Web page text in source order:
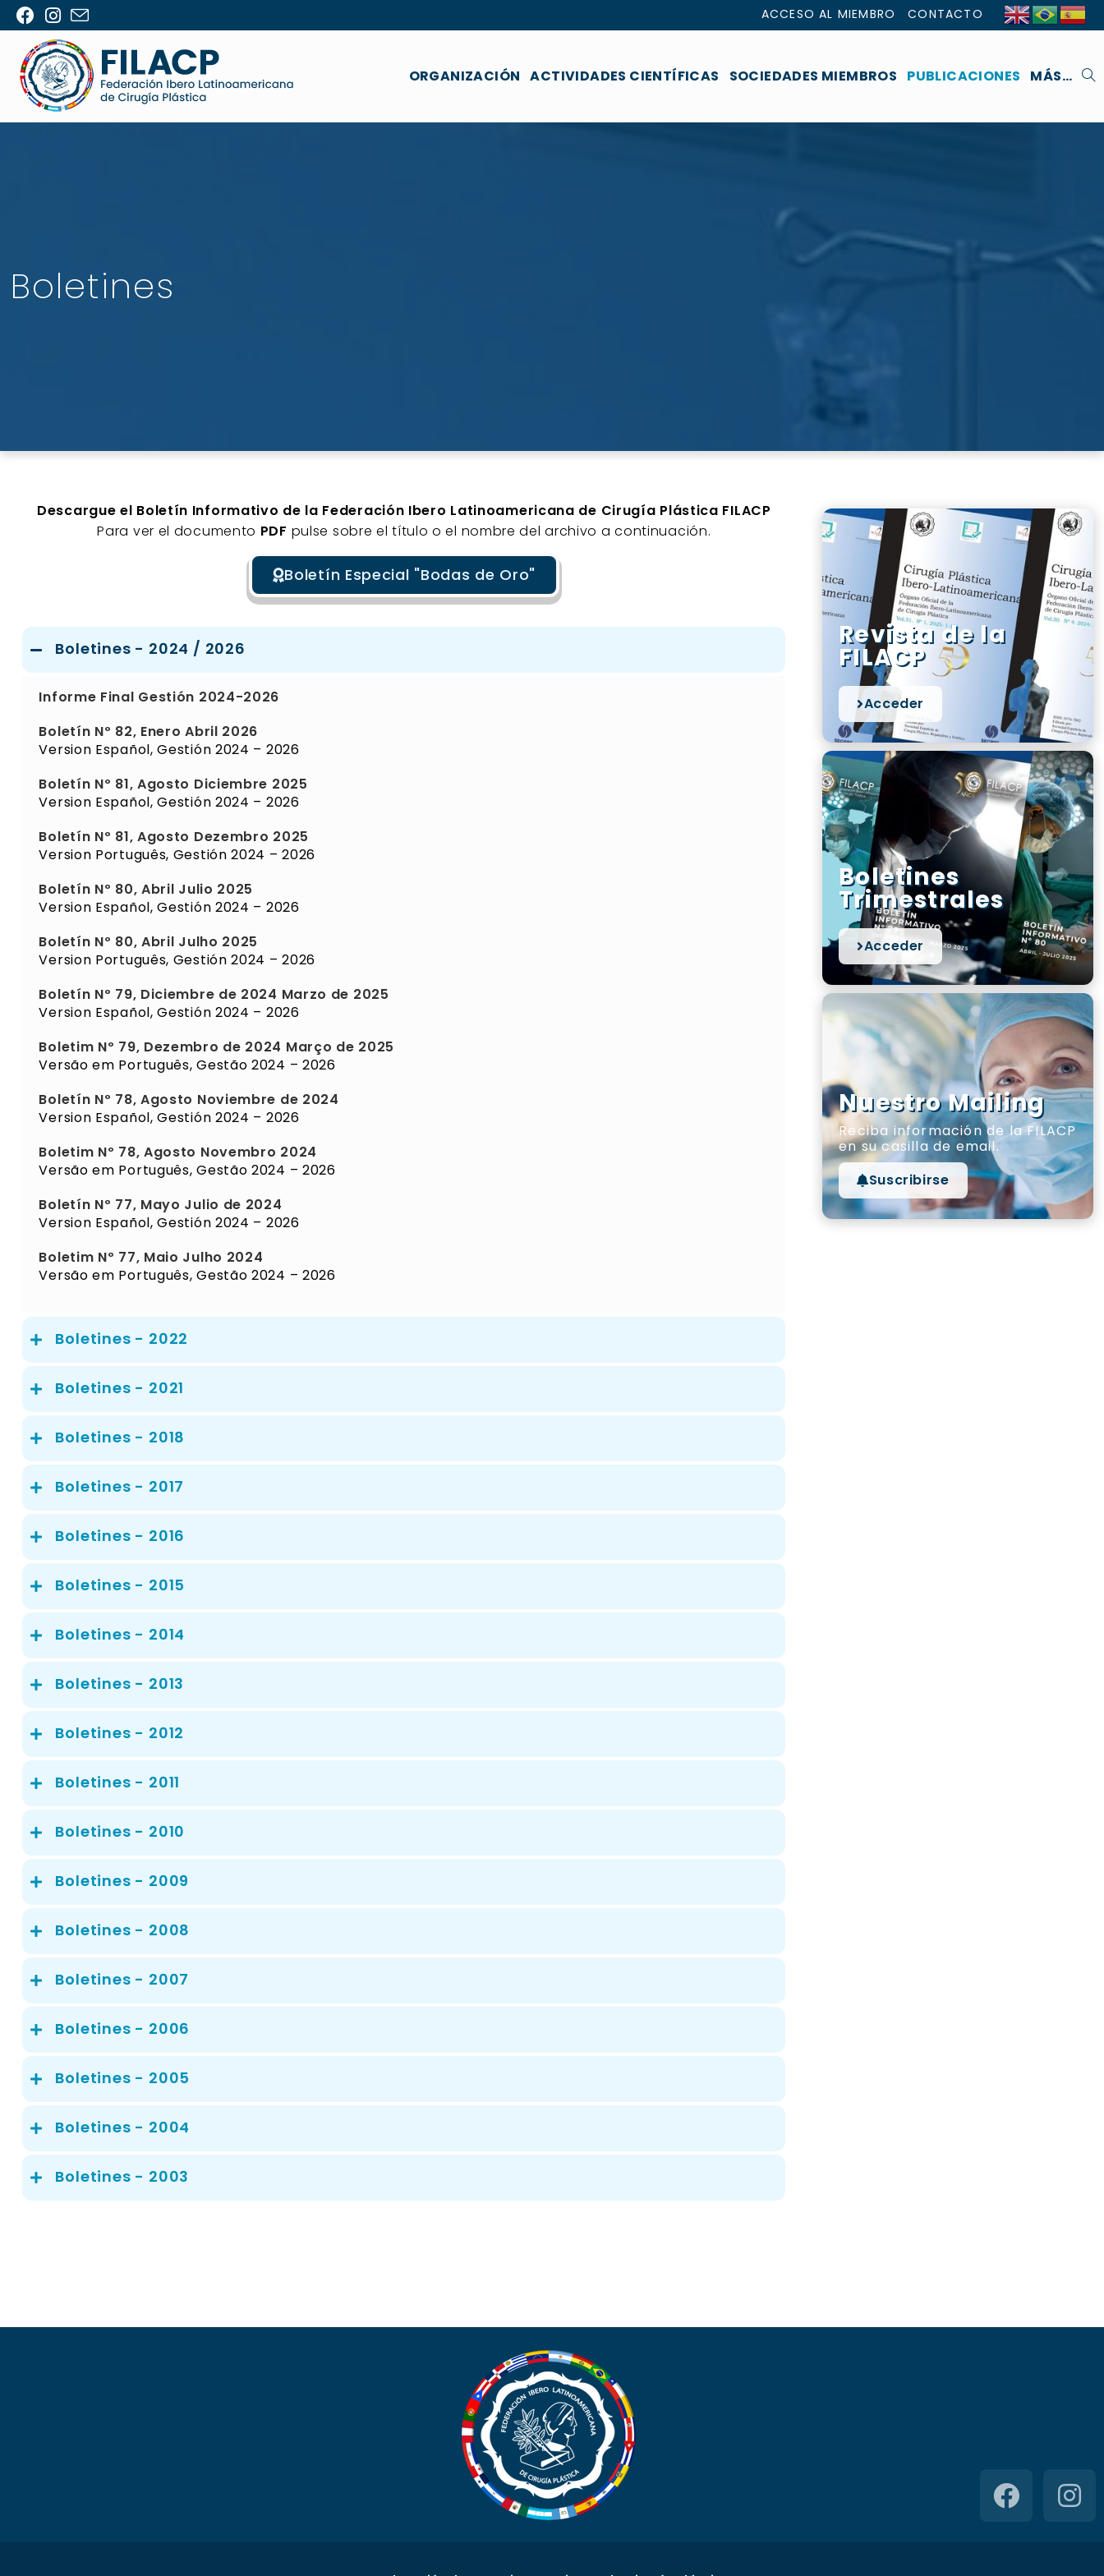
ACCESO AL MIEMBRO CONTACTO
ORGANIZACIÓN ACTIVIDADES CIENTÍFICAS SOCIEDADES MIEMBROS PUBLICACIONES MÁS…
Boletines
Descargue el Boletín Informativo de la Federación Ibero Latinoamericana de Cirugía Plástica FILACP
Para ver el documento PDF pulse sobre el título o el nombre del archivo a continuación.
Boletín Especial "Bodas de Oro"
Boletines - 2024 / 2026
Informe Final Gestión 2024-2026
Boletín Nº 82, Enero Abril 2026
Version Español, Gestión 2024 – 2026
Boletín Nº 81, Agosto Diciembre 2025
Version Español, Gestión 2024 – 2026
Boletín Nº 81, Agosto Dezembro 2025
Version Português, Gestión 2024 – 2026
Boletín Nº 80, Abril Julio 2025
Version Español, Gestión 2024 – 2026
Boletín Nº 80, Abril Julho 2025
Version Português, Gestión 2024 – 2026
Boletín Nº 79, Diciembre de 2024 Marzo de 2025
Version Español, Gestión 2024 – 2026
Boletim Nº 79, Dezembro de 2024 Março de 2025
Versão em Português, Gestão 2024 – 2026
Boletín Nº 78, Agosto Noviembre de 2024
Version Español, Gestión 2024 – 2026
Boletim Nº 78, Agosto Novembro 2024
Versão em Português, Gestão 2024 – 2026
Boletín Nº 77, Mayo Julio de 2024
Version Español, Gestión 2024 – 2026
Boletim Nº 77, Maio Julho 2024
Versão em Português, Gestão 2024 – 2026
Boletines - 2022
Boletines - 2021
Boletines - 2018
Boletines - 2017
Boletines - 2016
Boletines - 2015
Boletines - 2014
Boletines - 2013
Boletines - 2012
Boletines - 2011
Boletines - 2010
Boletines - 2009
Boletines - 2008
Boletines - 2007
Boletines - 2006
Boletines - 2005
Boletines - 2004
Boletines - 2003
Revista de la
FILACP
Acceder
Boletines
Trimestrales
Acceder
Nuestro Mailing
Reciba información de la FILACP
en su casilla de email.
Suscribirse